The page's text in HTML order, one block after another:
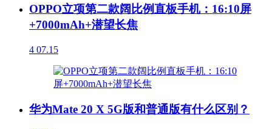
OPPO立项第二款阔比例直板手机：16:10屏
+7000mAh+潜望长焦
4 07.15
华为Mate 20 X 5G版和普通版有什么区别？